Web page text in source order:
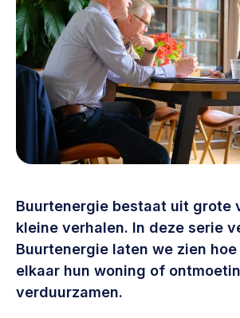
Vrijwilligers en medewerkers
Werving, contracten en vergoedingen,
>
Eigen gebouw
Huren of kopen, maatschappelijk
ontmoetingsplekken >
Sociaal ondernemen
Buurtbewoners verbinden
Community building en ABCD,
Zorgzame gemeenschappen
Betrokken buurten, contact stimuleren,
Opinie
Bijeenkomsten
Team
Lid worden
Vraag stellen
info@lsabewoners.nl
Buurtenergie bestaat uit grote
kleine verhalen. In deze serie
Buurtenergie laten we zien
elkaar hun woning of
verduurzamen.